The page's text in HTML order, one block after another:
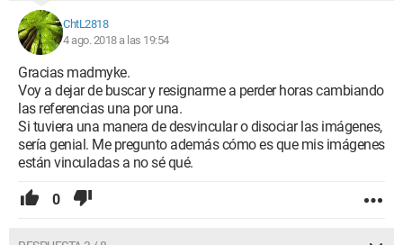
ChtL2818
4 ago. 2018 a las 19:54
Gracias madmyke.
Voy a dejar de buscar y resignarme a perder horas cambiando
las referencias una por una.
Si tuviera una manera de desvincular o disociar las imágenes,
sería genial. Me pregunto además cómo es que mis imágenes
están vinculadas a no sé qué.
0